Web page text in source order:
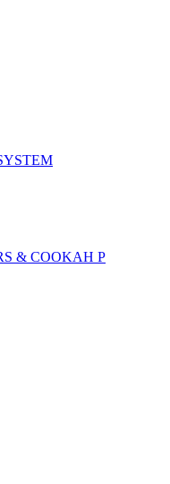
& COOKAH P